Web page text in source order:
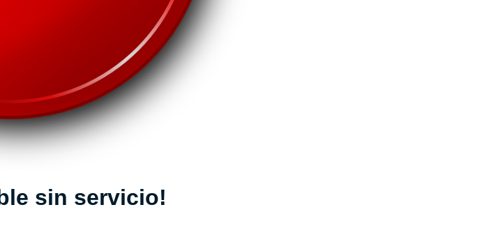
sin servicio!